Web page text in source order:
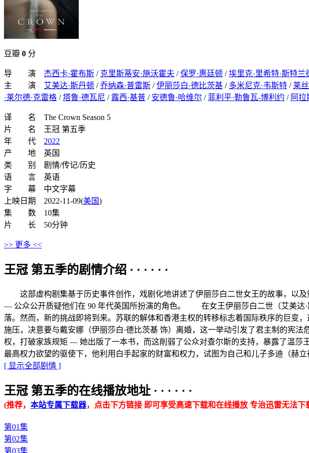
豆瓣 0 分
导 演 杰西卡·霍布斯 / 克里斯蒂安·施沃霍夫 /保罗·惠廷顿 /埃里克·里希特·斯特兰
主 演 艾美达·斯丹顿 /乔纳森·普雷斯 /伊丽莎白·德比茨基 / 多米尼克·韦斯特 /莱
·莱尔德·克雷格 /塔鲁·德瓦尼 / 露西·基普 / 安德鲁·哈维尔 /菲利平·勒鲁瓦-博利约 / 阿拉
译 名 The Crown Season 5
片 名 王冠 第五季
年 代 2022
产 地 英国
类 别 剧情/传记/历史
语 言 英语
字 幕 中文字幕
上映日期 2022-11-09(美国)
集 数 10集
片 长 50分钟
>> 更多 <<
王冠 第五季的剧情介绍 · · · · · ·
这部虚构剧集基于历史事件创作，戏剧化地讲述了伊丽莎白二世女王的故事，以
— 公众公开质疑他们在 90 年代英国所扮演的角色。 在女王伊丽莎白二世（艾美达·
落。然而，新的挑战即将到来。苏联的解体和香港主权的转移标志着国际秩序的巨
施压，决意要与戴安娜（伊丽莎白·德比茨基 饰）离婚，这一举动引发了君主制的宪
权，打破家族规矩 — 她出版了一本书，而这削弱了公众对查尔斯的支持，暴露了温
最高权力欲望的驱使下，他利用白手起家的财富和权力，试图为自己和儿子多迪（赫立
[ 显示全部剧情 ]
王冠 第五季的在线播放地址 · · · · · ·
(推荐， 本站专属下载器，点击下方链接 即可享受高速下载和在线播放 专治迅雷无法下
第01集
第02集
第03集